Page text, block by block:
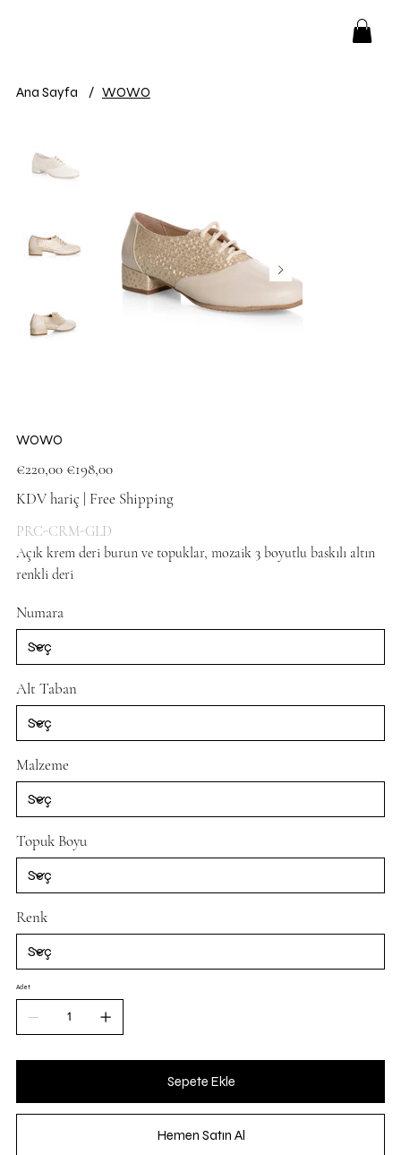
Ana Sayfa / WOWO
WOWO
fiyat
€220,00
İndirimli
fiyat
€198,00
KDV hariç | Free Shipping
PRC-CRM-GLD
Açık krem deri burun ve topuklar, mozaik 3 boyutlu baskılı altın
renkli deri
Numara
Alt Taban
Malzeme
Topuk Boyu
Renk
Adet
Sepete Ekle
Hemen Satın Al